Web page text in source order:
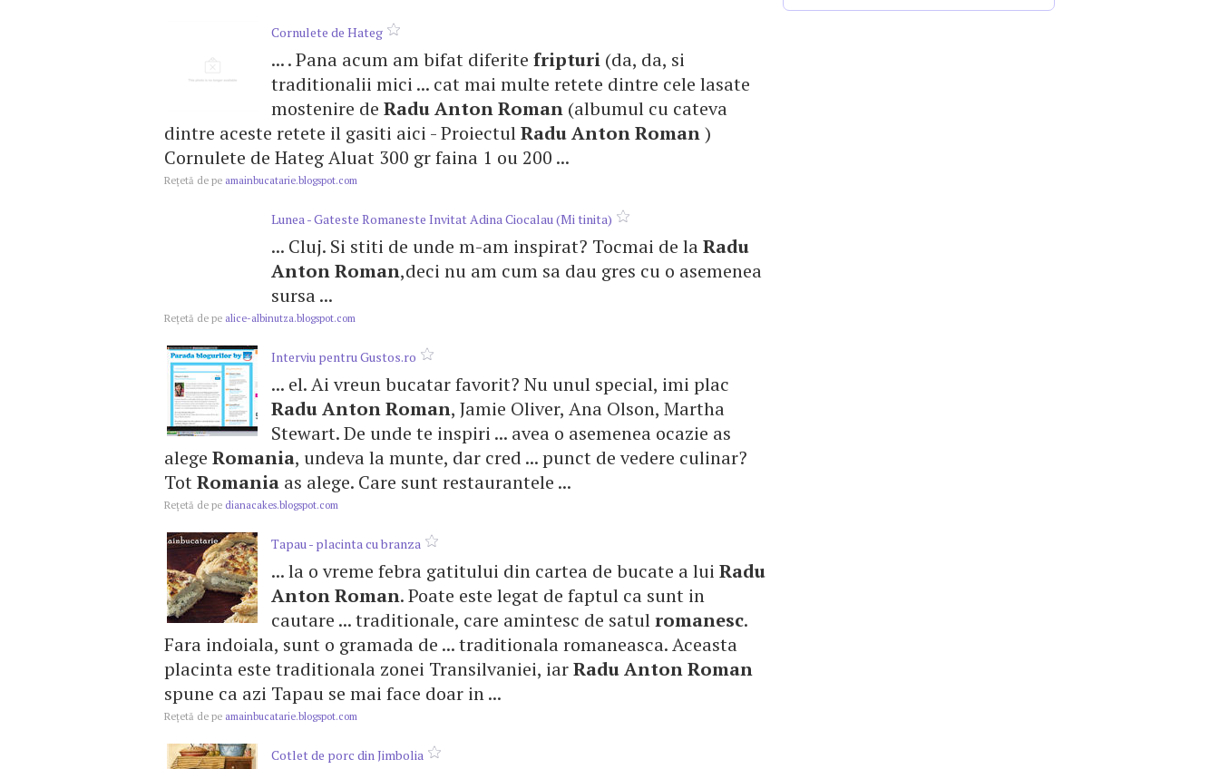
Cornulete de Hateg
... . Pana acum am bifat diferite fripturi (da, da, si
traditionalii mici ... cat mai multe retete dintre cele lasate
mostenire de RaduAntonRoman (albumul cu cateva
dintre aceste retete il gasiti aici - ProiectulRaduAntonRoman)
Cornulete de Hateg Aluat 300 gr faina 1 ou 200 ...
Reţetă de pe amainbucatarie.blogspot.com
Lunea - Gateste Romaneste Invitat Adina Ciocalau (Mi tinita)
... Cluj. Si stiti de unde m-am inspirat? Tocmai de laRadu
AntonRoman,deci nu am cum sa dau gres cu o asemenea
sursa ...
Reţetă de pe alice-albinutza.blogspot.com
Interviu pentru Gustos.ro
... el. Ai vreun bucatar favorit? Nu unul special, imi plac
RaduAntonRoman, Jamie Oliver, Ana Olson, Martha
Stewart. De unde te inspiri ... avea o asemenea ocazie as
alege Romania, undeva la munte, dar cred ... punct de vedere culinar?
TotRomania as alege. Care sunt restaurantele ...
Reţetă de pe dianacakes.blogspot.com
Tapau - placinta cu branza
... la o vreme febra gatitului din cartea de bucate a lui Radu
AntonRoman. Poate este legat de faptul ca sunt in
cautare ... traditionale, care amintesc de satulromanesc.
Fara indoiala, sunt o gramada de ... traditionala romaneasca. Aceasta
placinta este traditionala zonei Transilvaniei, iarRaduAntonRoman
spune ca azi Tapau se mai face doar in ...
Reţetă de pe amainbucatarie.blogspot.com
Cotlet de porc din Jimbolia